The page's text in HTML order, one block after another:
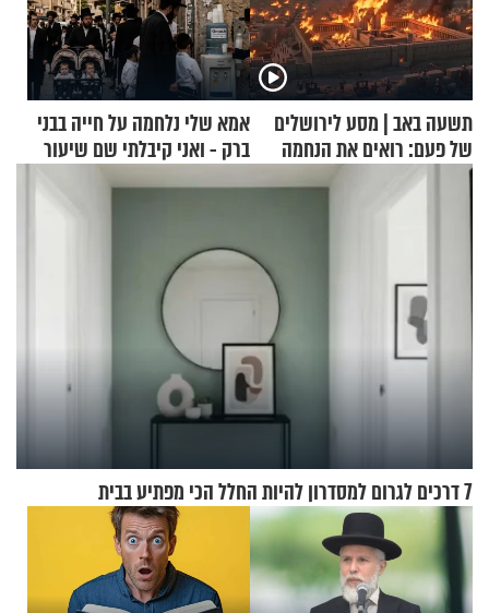
תשעה באב | מסע לירושלים
של פעם: רואים את הנחמה
אמא שלי נלחמה על חייה בבני
ברק - ואני קיבלתי שם שיעור
באהבת חינם
7 דרכים לגרום למסדרון להיות החלל הכי מפתיע בבית